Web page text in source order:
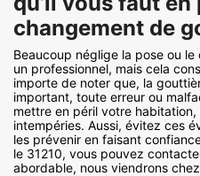
changement de
Beaucoup néglige la pose ou
un professionnel, mais cela
importe de noter que, la
important, toute erreur ou
mettre en péril votre
intempéries. Aussi, évitez ces
les prévenir en faisant
le 31210, vous pouvez
abordable, nous viendrons